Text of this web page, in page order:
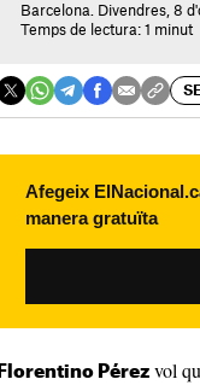
Barcelona. Divendres, 8
Temps de lectura: 1 minut
Afegeix
manera gratuïta
Florentino Pérez vol